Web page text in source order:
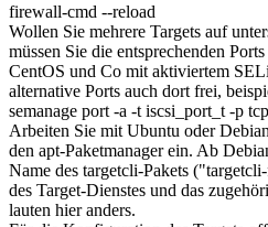
firewall-cmd --reload
Wollen Sie mehrere Targets auf
müssen Sie die entsprechenden
CentOS und Co mit aktiviertem
alternative Ports auch dort frei,
semanage port -a -t iscsi_port_t -p
Arbeiten Sie mit Ubuntu oder
den apt-Paketmanager ein. Ab
Name des targetcli-Pakets
des Target-Dienstes und das
lauten hier anders.